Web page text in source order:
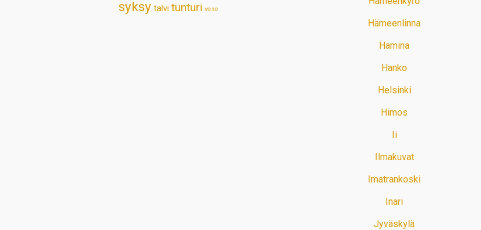
syksy talvi tunturi vene
Hämeenlinna
Hamina
Hanko
Helsinki
Himos
Ii
Ilmakuvat
Imatrankoski
Inari
Jyväskylä